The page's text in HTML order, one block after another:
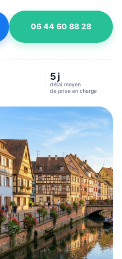
06 44 60 88 28
5 j
délai moyen
de prise en charge